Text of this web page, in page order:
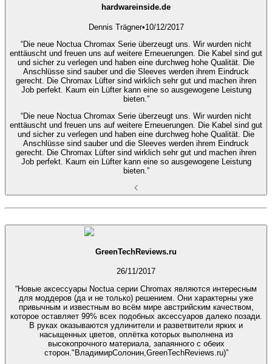
hardwareinside.de
Dennis Trägner•10/12/2017
“Die neue Noctua Chromax Serie überzeugt uns. Wir wurden nicht
enttäuscht und freuen uns auf weitere Erneuerungen. Die Kabel sind gut
und sicher zu verlegen und haben eine durchweg hohe Qualität. Die
Anschlüsse sind sauber und die Sleeves werden ihrem Eindruck
gerecht. Die Chromax Lüfter sind wirklich sehr gut und machen ihren
Job perfekt. Kaum ein Lüfter kann eine so ausgewogene Leistung
bieten.”
“Die neue Noctua Chromax Serie überzeugt uns. Wir wurden nicht
enttäuscht und freuen uns auf weitere Erneuerungen. Die Kabel sind gut
und sicher zu verlegen und haben eine durchweg hohe Qualität. Die
Anschlüsse sind sauber und die Sleeves werden ihrem Eindruck
gerecht. Die Chromax Lüfter sind wirklich sehr gut und machen ihren
Job perfekt. Kaum ein Lüfter kann eine so ausgewogene Leistung
bieten.”
GreenTechReviews.ru
26/11/2017
“Новые аксессуары Noctua серии Chromax являются интересным
для моддеров (да и не только) решением. Они характерны уже
привычным и известным во всём мире австрийским качеством,
которое оставляет 99% всех подобных аксессуаров далеко позади.
В руках оказываются удлинители и разветвители ярких и
насыщенных цветов, оплётка которых выполнена из
высокопрочного материала, запаянного с обеих
сторон."ВладимирСолонин,GreenTechReviews.ru)”